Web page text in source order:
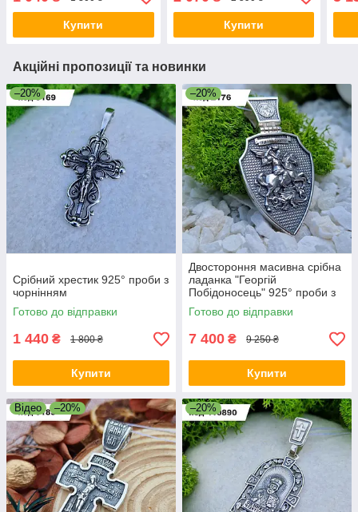
Купити Купити
Акційні пропозиції та новинки
–20%
Срібний хрестик 925° проби з
чорнінням
Готово до відправки
1 440 ₴ 1 800 ₴
Купити
–20%
Двостороння масивна срібна
ладанка "Георгій
Побідоносець" 925° проби з
чорнінням
Готово до відправки
7 400 ₴ 9 250 ₴
Купити
Відео –20% –20%